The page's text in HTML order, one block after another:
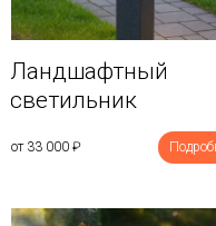
Ландшафтный
светильник
от 33 000 ₽